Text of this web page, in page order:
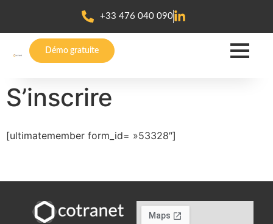
+33 476 040 090
Démo gratuite
S’inscrire
[ultimatemember form_id= »53328″]